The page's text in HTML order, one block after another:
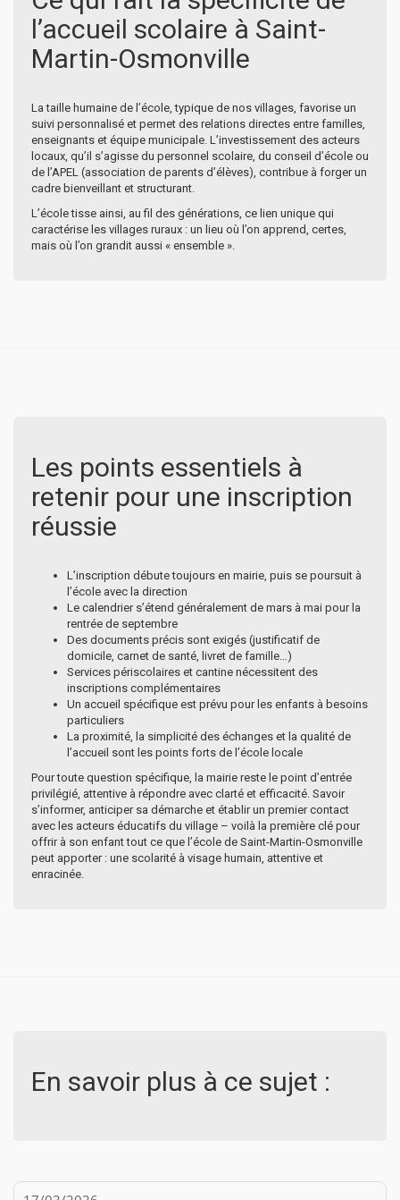
l’accueil scolaire à Saint-
Martin-Osmonville
La taille humaine de l’école, typique de nos villages, favorise un
suivi personnalisé et permet des relations directes entre familles,
enseignants et équipe municipale. L’investissement des acteurs
locaux, qu’il s’agisse du personnel scolaire, du conseil d’école ou
de l’APEL (association de parents d’élèves), contribue à forger un
cadre bienveillant et structurant.
L’école tisse ainsi, au fil des générations, ce lien unique qui
caractérise les villages ruraux : un lieu où l’on apprend, certes,
mais où l’on grandit aussi « ensemble ».
Les points essentiels à
retenir pour une inscription
réussie
L’inscription débute toujours en mairie, puis se poursuit à
l’école avec la direction
Le calendrier s’étend généralement de mars à mai pour la
rentrée de septembre
Des documents précis sont exigés (justificatif de
domicile, carnet de santé, livret de famille…)
Services périscolaires et cantine nécessitent des
inscriptions complémentaires
Un accueil spécifique est prévu pour les enfants à besoins
particuliers
La proximité, la simplicité des échanges et la qualité de
l’accueil sont les points forts de l’école locale
Pour toute question spécifique, la mairie reste le point d’entrée
privilégié, attentive à répondre avec clarté et efficacité. Savoir
s’informer, anticiper sa démarche et établir un premier contact
avec les acteurs éducatifs du village – voilà la première clé pour
offrir à son enfant tout ce que l’école de Saint-Martin-Osmonville
peut apporter : une scolarité à visage humain, attentive et
enracinée.
En savoir plus à ce sujet :